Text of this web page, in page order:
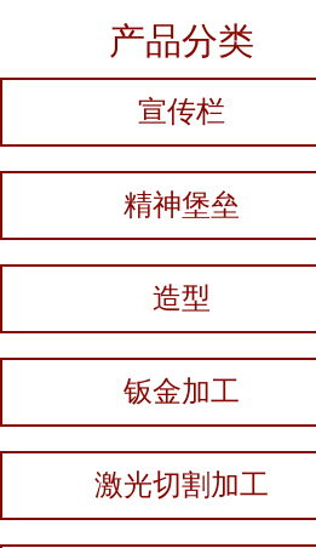
产品分类
宣传栏
精神堡垒
造型
钣金加工
激光切割加工